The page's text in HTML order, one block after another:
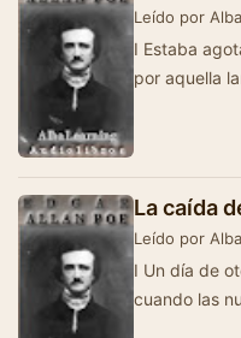
Leído por Alba
I Estaba
por aquella
La caída
Leído por Alba
I Un día de
cuando las